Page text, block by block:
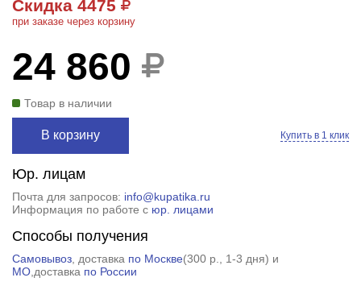
Скидка 4475
при заказе через корзину
24 860
Товар в наличии
В корзину Купить в 1 клик
Юр. лицам
Почта для запросов: info@kupatika.ru
Информация по работе с юр. лицами
Способы получения
Самовывоз, доставка по Москве(300 р.
, 1-3 дня) и
МО,доставка по России